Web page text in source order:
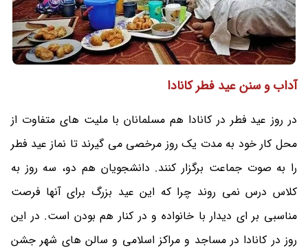
آداب و سنن عید فطر کانادا
در روز عید فطر در کانادا هم مسلمانان با ملیت های متفاوت از
محل کار خود به مدت یک روز مرخصی می گیرند تا نماز عید فطر
را به صوت جماعت برگزار کنند. دانشجویان هم دو، سه روز به
کلاس درس نمی روند چرا که این عید بزرگ برای آنها فرصت
مناسبی بر ای دیدار با خانواده و در کنار هم بودن است. در این
روز در کانادا در مساجد و مراکز اسلامی و سالن های شهر جشن